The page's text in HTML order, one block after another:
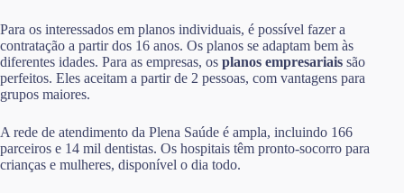
Para os interessados em planos individuais, é possível fazer a
contratação a partir dos 16 anos. Os planos se adaptam bem às
diferentes idades. Para as empresas, os planos empresariais são
perfeitos. Eles aceitam a partir de 2 pessoas, com vantagens para
grupos maiores.
A rede de atendimento da Plena Saúde é ampla, incluindo 166
parceiros e 14 mil dentistas. Os hospitais têm pronto-socorro para
crianças e mulheres, disponível o dia todo.